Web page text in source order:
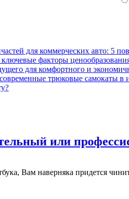
для коммерческих авто: 5
факторы
для комфортного и
трюковые самокаты в
или
Вам наверняка придется